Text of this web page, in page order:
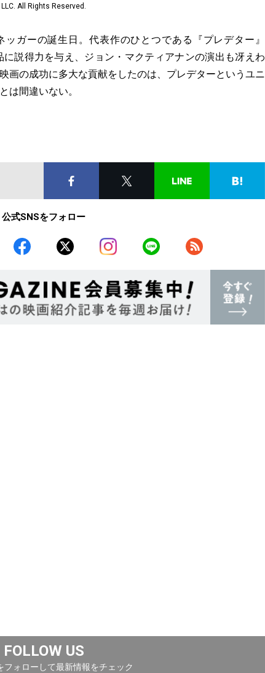
All Rights Reserved.
ガーの誕生日。代表作のひとつである『プレデター』
に説得力を与え、ジョン・マクティアナンの演出も冴えわ
画の成功に多大な貢献をしたのは、プレデターというユニ
は間違いない。
公式SNSをフォロー
FOLLOW US
フォローして最新情報をチェック